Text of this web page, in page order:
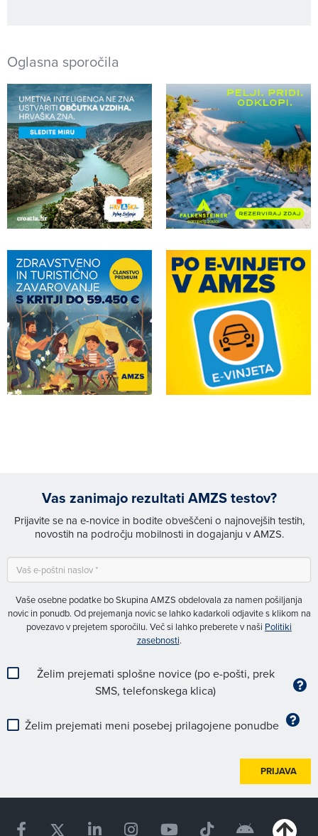
Oglasna sporočila
Vas zanimajo rezultati AMZS testov?
Prijavite se na e-novice in bodite obveščeni o najnovejših testih,
novostih na področju mobilnosti in dogajanju v AMZS.
Vaše osebne podatke bo Skupina AMZS obdelovala za namen pošiljanja
novic in ponudb. Od prejemanja novic se lahko kadarkoli odjavite s klikom na
povezavo v prejetem sporočilu. Več si lahko preberete v naši Politiki
zasebnosti.
Želim prejemati splošne novice (po e-pošti, prek
SMS, telefonskega klica)
Želim prejemati meni posebej prilagojene ponudbe
PRIJAVA